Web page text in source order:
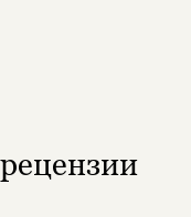
рецензии